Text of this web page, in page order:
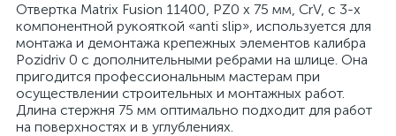
Отвертка Matrix Fusion 11400, PZ0 x 75 мм, CrV, с 3-х
компонентной рукояткой «anti slip», используется для
монтажа и демонтажа крепежных элементов калибра
Pozidriv 0 с дополнительными ребрами на шлице. Она
пригодится профессиональным мастерам при
осуществлении строительных и монтажных работ.
Длина стержня 75 мм оптимально подходит для работ
на поверхностях и в углублениях.